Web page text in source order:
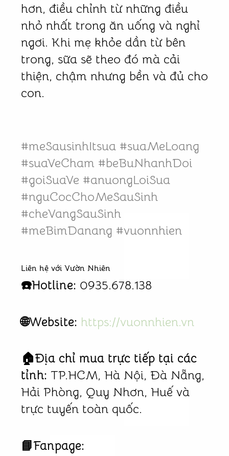
hơn, điều chỉnh từ những điều
nhỏ nhất trong ăn uống và nghỉ
ngơi. Khi mẹ khỏe dần từ bên
trong, sữa sẽ theo đó mà cải
thiện, chậm nhưng bền và đủ cho
con.
#meSausinhItsua #suaMeLoang
#suaVeCham #beBuNhanhDoi
#goiSuaVe #anuongLoiSua
#nguCocChoMeSauSinh
#cheVangSauSinh
#meBimDanang #vuonnhien
Liên hệ với Vườn Nhiên
☎️Hotline: 0935.678.138
🌐Website: https://vuonnhien.vn
🏠Địa chỉ mua trực tiếp tại các
tỉnh: TP.HCM, Hà Nội, Đà Nẵng,
Hải Phòng, Quy Nhơn, Huế và
trực tuyến toàn quốc.
📘Fanpage: